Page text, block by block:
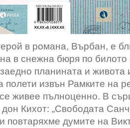
в романа, Върбан, е
в снежна бюря по
планината и живота
полети извън Рамките на
живее пълноценно. В
Кихот: „Свободата
повтаряхме думите на